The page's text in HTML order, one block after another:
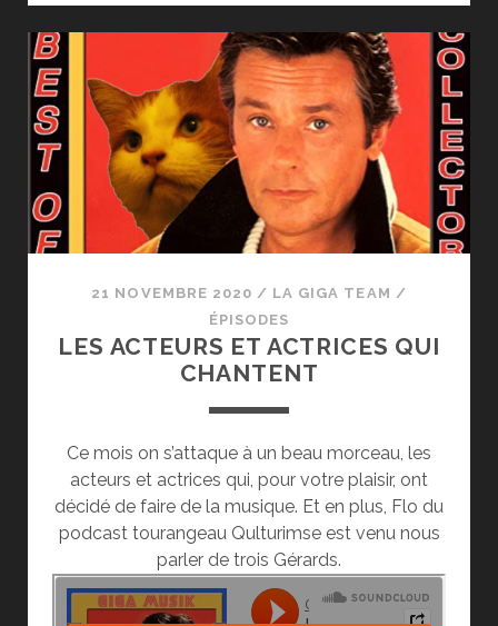
21 NOVEMBRE 2020 / LA GIGA TEAM /
ÉPISODES
LES ACTEURS ET ACTRICES QUI
CHANTENT
Ce mois on s’attaque à un beau morceau, les
acteurs et actrices qui, pour votre plaisir, ont
décidé de faire de la musique. Et en plus, Flo du
podcast tourangeau Qulturimse est venu nous
parler de trois Gérards.